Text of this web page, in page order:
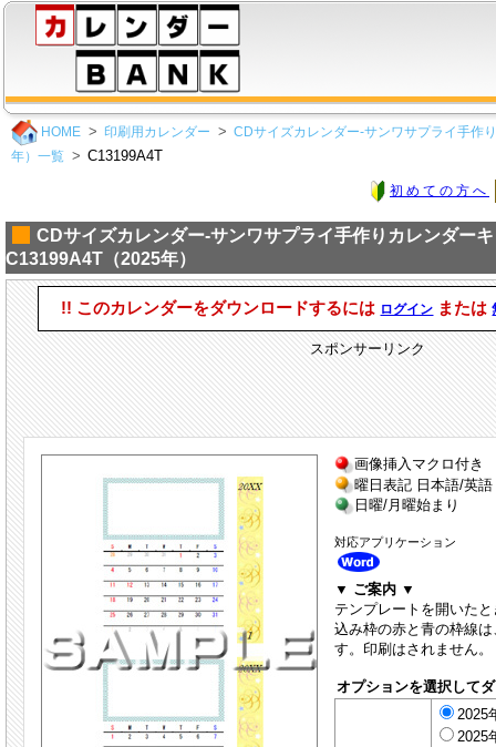
HOME 印刷用カレンダー
CDサイズカレンダー-サンワサプライ手作
年）一覧
C13199A4T
初めての方へ
CDサイズカレンダー-サンワサプライ手作りカレンダー
C13199A4T（2025年）
!! このカレンダーをダウンロードするには ログイン または
スポンサーリンク
画像挿入マクロ付き
曜日表記 日本語/英語
日曜/月曜始まり
対応アプリケーション
▼ ご案内 ▼
テンプレートを開いた
込み枠の赤と青の枠線
す。印刷はされません。
オプションを選択して
2025
2025